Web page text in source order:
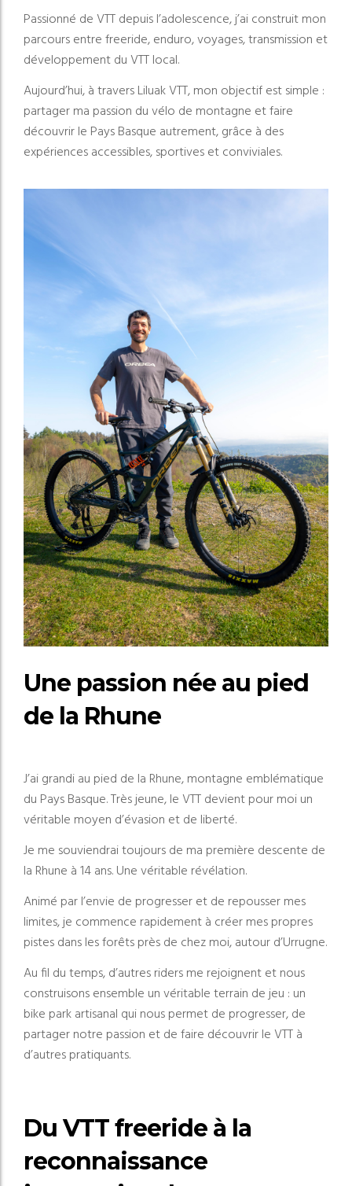
Passionné de VTT depuis l’adolescence, j’ai construit mon
parcours entre freeride, enduro, voyages, transmission et
développement du VTT local.
Aujourd’hui, à travers Liluak VTT, mon objectif est simple :
partager ma passion du vélo de montagne et faire
découvrir le Pays Basque autrement, grâce à des
expériences accessibles, sportives et conviviales.
Une passion née au pied
de la Rhune
J’ai grandi au pied de la Rhune, montagne emblématique
du Pays Basque. Très jeune, le VTT devient pour moi un
véritable moyen d’évasion et de liberté.
Je me souviendrai toujours de ma première descente de
la Rhune à 14 ans. Une véritable révélation.
Animé par l’envie de progresser et de repousser mes
limites, je commence rapidement à créer mes propres
pistes dans les forêts près de chez moi, autour d’Urrugne.
Au fil du temps, d’autres riders me rejoignent et nous
construisons ensemble un véritable terrain de jeu : un
bike park artisanal qui nous permet de progresser, de
partager notre passion et de faire découvrir le VTT à
d’autres pratiquants.
Du VTT freeride à la
reconnaissance